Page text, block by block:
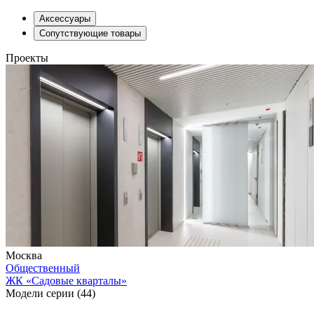
Аксессуары
Сопутствующие товары
Проекты
Москва
Общественный
ЖК «Садовые кварталы»
Модели серии (44)